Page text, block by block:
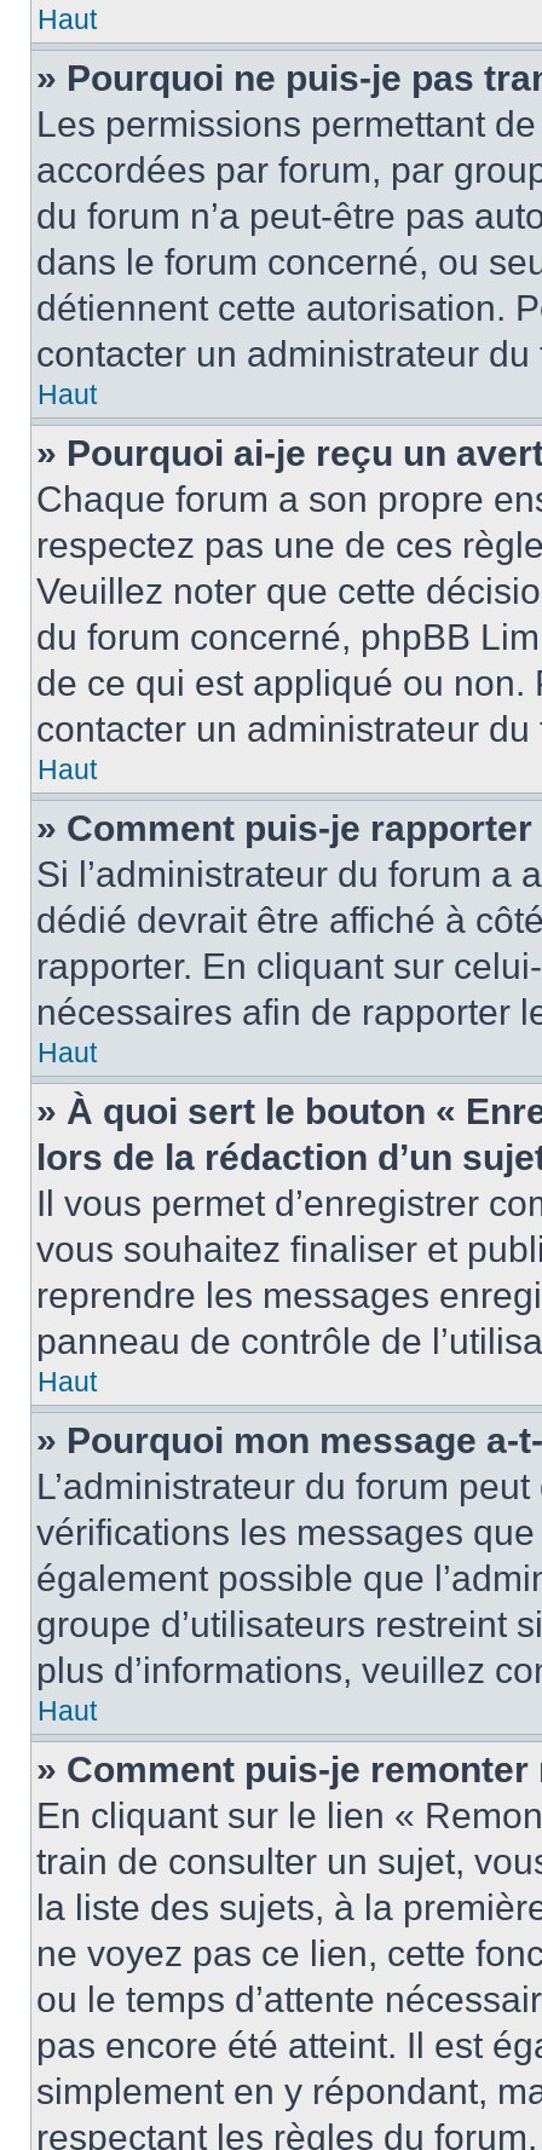
Haut
» Pourquoi ne puis-je pas
Les permissions permettant
accordées par forum, par
du forum n’a peut-être pas
dans le forum concerné, ou
détiennent cette autorisation.
contacter un administrateur du
Haut
» Pourquoi ai-je reçu un
Chaque forum a son propre
respectez pas une de ces
Veuillez noter que cette
du forum concerné, phpBB
de ce qui est appliqué ou non.
contacter un administrateur du
Haut
» Comment puis-je
Si l’administrateur du forum a
dédié devrait être affiché à
rapporter. En cliquant sur
nécessaires afin de rapporter
Haut
» À quoi sert le bouton «
lors de la rédaction d’un
Il vous permet d’enregistrer
vous souhaitez finaliser et
reprendre les messages
panneau de contrôle de
Haut
» Pourquoi mon message a-
L’administrateur du forum
vérifications les messages
également possible que
groupe d’utilisateurs restreint
plus d’informations, veuillez
Haut
» Comment puis-je
En cliquant sur le lien «
train de consulter un sujet,
la liste des sujets, à la
ne voyez pas ce lien, cette
ou le temps d’attente
pas encore été atteint. Il est
simplement en y répondant,
respectant les règles du forum.